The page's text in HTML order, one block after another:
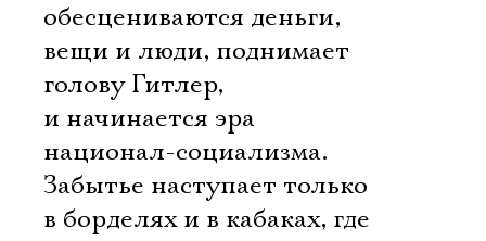
обесцениваются деньги,
вещи и люди, поднимает
голову Гитлер,
и начинается эра
национал-социализма.
Забытье наступает только
в борделях и в кабаках, где